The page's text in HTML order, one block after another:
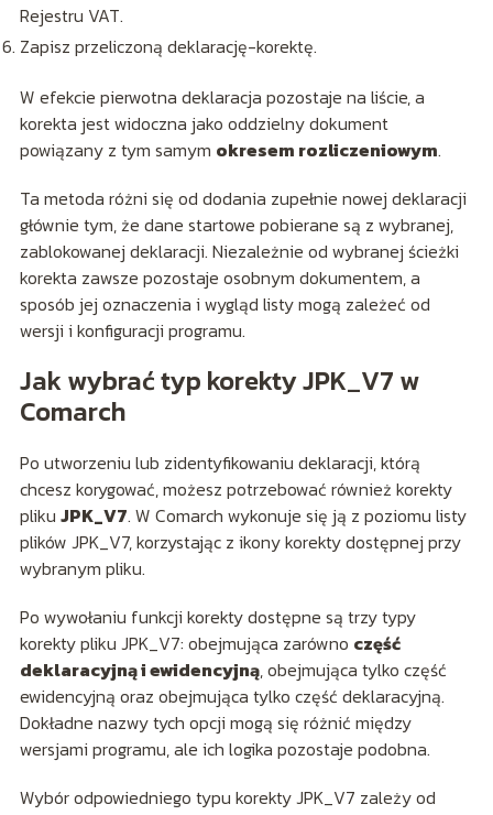
Rejestru VAT.
Zapisz przeliczoną deklarację-korektę.
W efekcie pierwotna deklaracja pozostaje na liście, a
korekta jest widoczna jako oddzielny dokument
powiązany z tym samym okresem rozliczeniowym.
Ta metoda różni się od dodania zupełnie nowej deklaracji
głównie tym, że dane startowe pobierane są z wybranej,
zablokowanej deklaracji. Niezależnie od wybranej ścieżki
korekta zawsze pozostaje osobnym dokumentem, a
sposób jej oznaczenia i wygląd listy mogą zależeć od
wersji i konfiguracji programu.
Jak wybrać typ korekty JPK_V7 w
Comarch
Po utworzeniu lub zidentyfikowaniu deklaracji, którą
chcesz korygować, możesz potrzebować również korekty
pliku JPK_V7. W Comarch wykonuje się ją z poziomu listy
plików JPK_V7, korzystając z ikony korekty dostępnej przy
wybranym pliku.
Po wywołaniu funkcji korekty dostępne są trzy typy
korekty pliku JPK_V7: obejmująca zarówno część
deklaracyjną i ewidencyjną, obejmująca tylko część
ewidencyjną oraz obejmująca tylko część deklaracyjną.
Dokładne nazwy tych opcji mogą się różnić między
wersjami programu, ale ich logika pozostaje podobna.
Wybór odpowiedniego typu korekty JPK_V7 zależy od